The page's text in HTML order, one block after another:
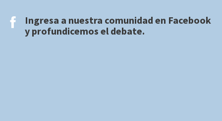
Ingresa a nuestra comunidad en Facebook
y profundicemos el debate.